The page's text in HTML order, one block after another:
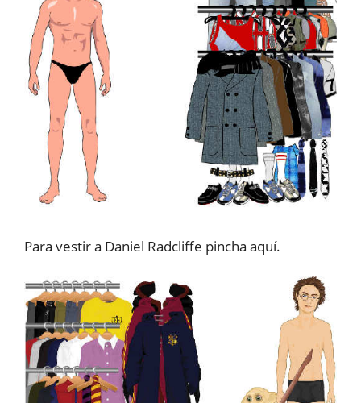
Para vestir a Daniel Radcliffe pincha aquí.